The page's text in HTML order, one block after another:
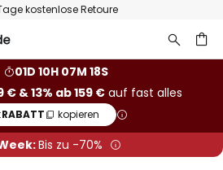
kostenlose Retoure
01D 10H 07M 17S
€ & 13% ab 159 €auf fast alles
RABATT kopieren
Bis zu -70%